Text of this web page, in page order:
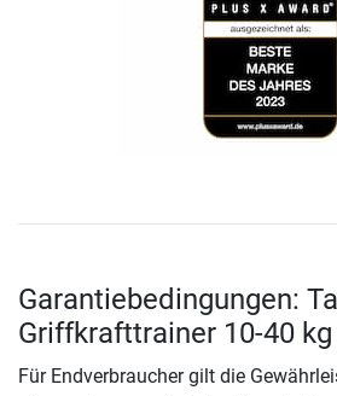
Garantiebedingungen:
Griffkrafttrainer 10-40 kg
Für Endverbraucher gilt die